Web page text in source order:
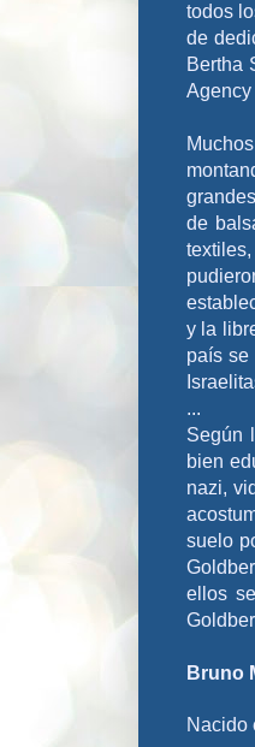
todos
de
Bertha
Agency
de
y la
país se
...
Según
bien
nazi,
suelo
ellos
Bruno
Nacido